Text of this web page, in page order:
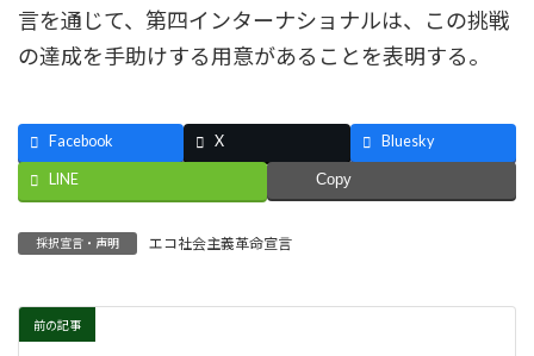
言を通じて、第四インターナショナルは、この挑戦
の達成を手助けする用意があることを表明する。
Facebook X Bluesky
LINE Copy
採択宣言・声明 エコ社会主義革命宣言
前の記事